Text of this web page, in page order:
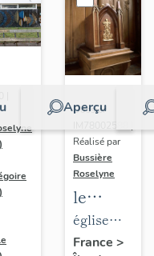
Aperçu
Dossier
Réalisé par
Bussière
Roselyne
le
mobilier
de
église
paroissiale
France >